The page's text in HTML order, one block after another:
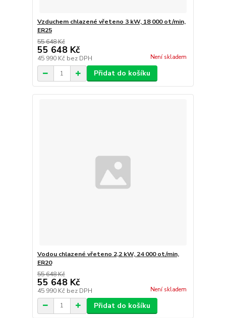
Vzduchem chlazené vřeteno 3 kW, 18 000 ot/min,
ER25
55 648 Kč
55 648 Kč
45 990 Kč bez DPH Není skladem
Přidat do košíku
Vodou chlazené vřeteno 2,2 kW, 24 000 ot/min,
ER20
55 648 Kč
55 648 Kč
45 990 Kč bez DPH Není skladem
Přidat do košíku